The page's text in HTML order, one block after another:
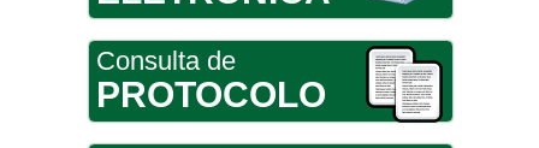
Consulta de
PROTOCOLO